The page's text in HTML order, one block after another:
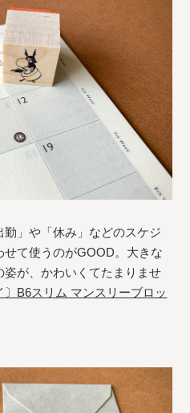
勤」や「休み」などのスケジ
せて使うのがGOOD。大きな
が、かわいくてたまりませ
〕B6スリム マンスリーブロッ